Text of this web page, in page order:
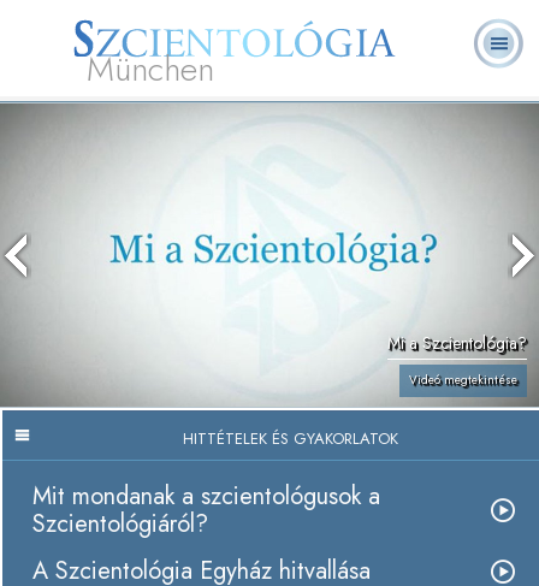
München
Mi a Szcientológia?
Videó megtekintése
HITTÉTELEK ÉS GYAKORLATOK
Mit mondanak a szcientológusok a
Szcientológiáról?
A Szcientológia Egyház hitvallása